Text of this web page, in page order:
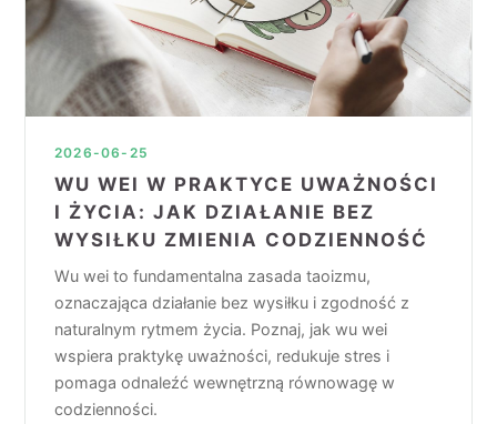
2026-06-25
WU WEI W PRAKTYCE UWAŻNOŚCI
I ŻYCIA: JAK DZIAŁANIE BEZ
WYSIŁKU ZMIENIA CODZIENNOŚĆ
Wu wei to fundamentalna zasada taoizmu,
oznaczająca działanie bez wysiłku i zgodność z
naturalnym rytmem życia. Poznaj, jak wu wei
wspiera praktykę uważności, redukuje stres i
pomaga odnaleźć wewnętrzną równowagę w
codzienności.